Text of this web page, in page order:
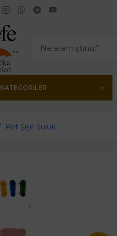
KATEGORILER
Pet Şişe Suluk